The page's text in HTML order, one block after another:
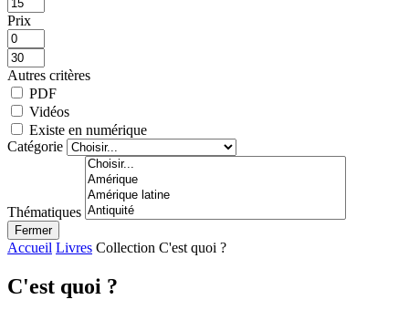
Prix
Autres critères
PDF
Vidéos
Existe en numérique
Catégorie
Thématiques
Fermer
Accueil Livres Collection C'est quoi ?
C'est quoi ?